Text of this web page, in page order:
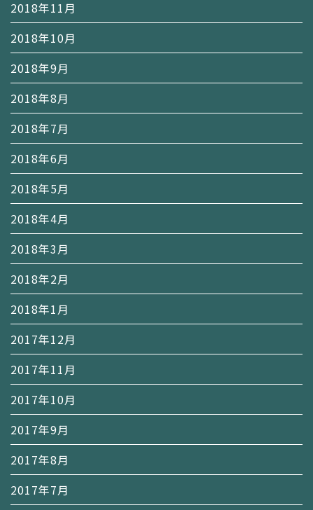
2018年11月
2018年10月
2018年9月
2018年8月
2018年7月
2018年6月
2018年5月
2018年4月
2018年3月
2018年2月
2018年1月
2017年12月
2017年11月
2017年10月
2017年9月
2017年8月
2017年7月